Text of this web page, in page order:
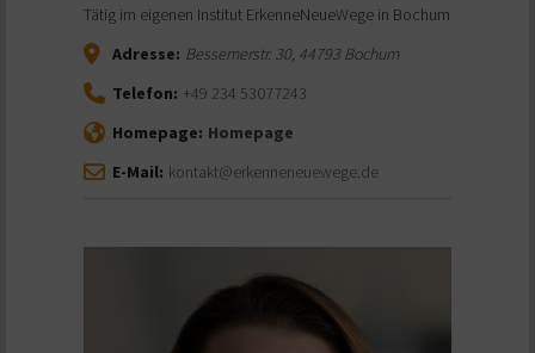
Tätig im eigenen Institut ErkenneNeueWege in Bochum
Adresse: Bessemerstr. 30, 44793Bochum
Telefon: +49 234 53077243
Homepage: Homepage
E-Mail: kontakt@erkenneneuewege.de